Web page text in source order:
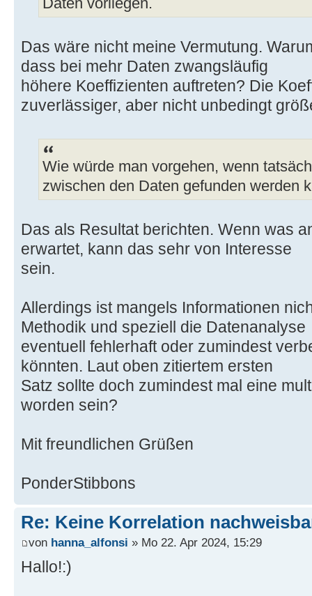
Das wäre nicht meine Vermutung.
dass bei mehr Daten zwangsläufig
höhere Koeffizienten auftreten? Die
zuverlässiger, aber nicht unbedingt
Wie würde man vorgehen, wenn
zwischen den Daten gefunden werden
Das als Resultat berichten. Wenn was
erwartet, kann das sehr von Interesse
sein.
Allerdings ist mangels Informationen
Methodik und speziell die Datenanalyse
eventuell fehlerhaft oder zumindest
könnten. Laut oben zitiertem ersten
Satz sollte doch zumindest mal eine
worden sein?
Mit freundlichen Grüßen
PonderStibbons
Re: Keine Korrelation
von hanna_alfonsi » Mo 22. Apr 2024, 15:29
Hallo!:)